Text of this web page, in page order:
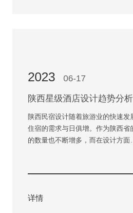
2023 06-17
陕西星级酒店设计趋势分析
陕西民宿设计随着旅游业的快速发
住宿的需求与日俱增。作为陕西省
的数量也不断增多，而在设计方面…
详情